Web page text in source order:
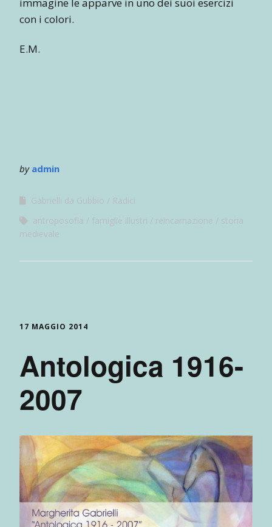
con i colori.
E.M.
by admin
Gabrielli da Gubbio
Radici
antroposofia
famiglie illustri reincarnazione
storia
medievale
17 MAGGIO 2014
Antologica 1916-
2007